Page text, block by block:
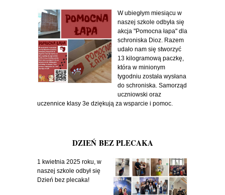
W ubiegłym miesiącu w
naszej szkole odbyła się
akcja "Pomocna łapa" dla
schroniska Dioz. Razem
udało nam się stworzyć
13 kilogramową paczkę,
która w minionym
tygodniu została wysłana
do schroniska. Samorząd
uczniowski oraz
uczennice klasy 3e dziękują za wsparcie i pomoc.
DZIEŃ BEZ PLECAKA
1 kwietnia 2025 roku, w
naszej szkole odbył się
Dzień bez plecaka!